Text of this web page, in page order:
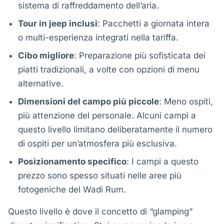
sistema di raffreddamento dell’aria.
Tour in jeep inclusi: Pacchetti a giornata intera
o multi-esperienza integrati nella tariffa.
Cibo migliore: Preparazione più sofisticata dei
piatti tradizionali, a volte con opzioni di menu
alternative.
Dimensioni del campo più piccole: Meno ospiti,
più attenzione del personale. Alcuni campi a
questo livello limitano deliberatamente il numero
di ospiti per un’atmosfera più esclusiva.
Posizionamento specifico: I campi a questo
prezzo sono spesso situati nelle aree più
fotogeniche del Wadi Rum.
Questo livello è dove il concetto di “glamping”